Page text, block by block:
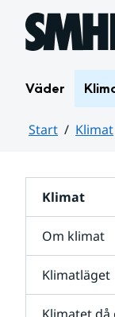
Hoppa till sidans
Väder
Start Klimat
Klimat
Om klimat
Klimatläget